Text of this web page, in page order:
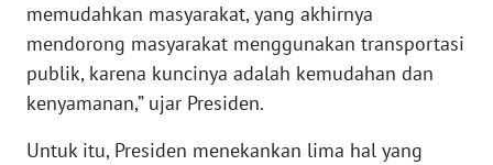
memudahkan masyarakat, yang akhirnya
mendorong masyarakat menggunakan transportasi
publik, karena kuncinya adalah kemudahan dan
kenyamanan,” ujar Presiden.
Untuk itu, Presiden menekankan lima hal yang
News
Regional
WN
SUMUT